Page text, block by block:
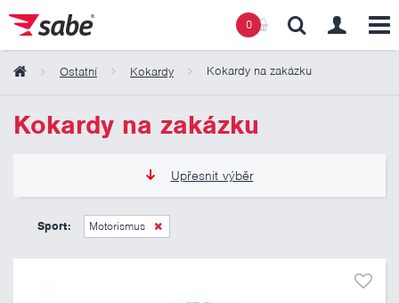
0
Ostatní Kokardy Kokardy na zakázku
Kokardy na zakázku
Upřesnit výběr
90 Kč
Sport: Motorismus
Obsah košíku